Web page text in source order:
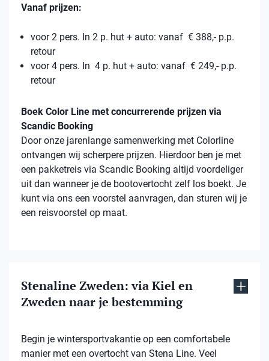
Vanaf prijzen:
voor 2 pers. In 2 p. hut + auto: vanaf € 388,- p.p.
retour
voor 4 pers. In 4 p. hut + auto: vanaf € 249,- p.p.
retour
Boek Color Line met concurrerende prijzen via
Scandic Booking
Door onze jarenlange samenwerking met Colorline
ontvangen wij scherpere prijzen. Hierdoor ben je met
een pakketreis via Scandic Booking altijd voordeliger
uit dan wanneer je de bootovertocht zelf los boekt. Je
kunt via ons een voorstel aanvragen, dan sturen wij je
een reisvoorstel op maat.
Stenaline Zweden: via Kiel en
Zweden naar je bestemming
Begin je wintersportvakantie op een comfortabele
manier met een overtocht van Stena Line. Veel